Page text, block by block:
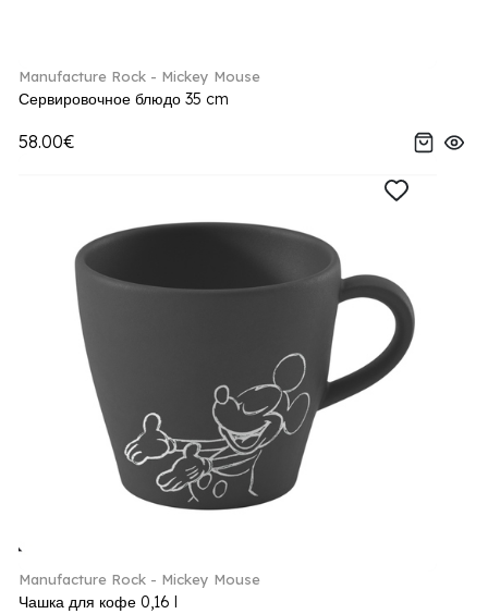
Manufacture Rock - Mickey Mouse
Сервировочное блюдо 35 cm
58.00€
Manufacture Rock - Mickey Mouse
Чашка для кофе 0,16 l